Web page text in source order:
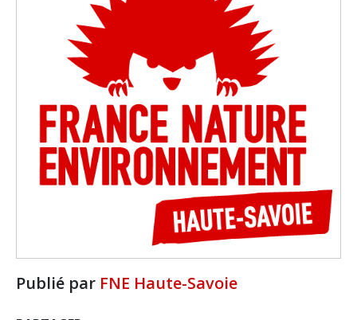
Publié par FNE Haute-Savoie